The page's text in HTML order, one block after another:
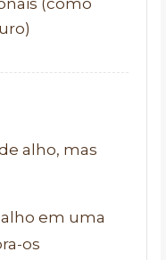
alho, mas
em uma
os